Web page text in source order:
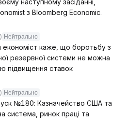
наступному засіданні,
з Bloomberg Economic.
Нейтрально
економіст каже, що боротьбу з
резервної системи не можна
підвищення ставок
Нейтрально
№180: Казначейство США та
система, ринок праці та